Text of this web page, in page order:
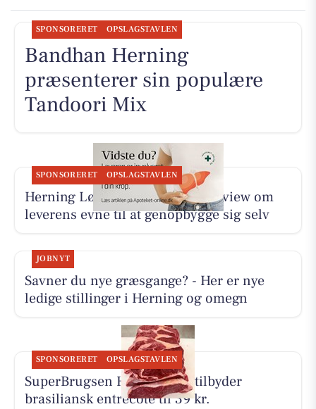
SPONSORERET OPSLAGSTAVLEN
Bandhan Herning
præsenterer sin populære
Tandoori Mix
SPONSORERET OPSLAGSTAVLEN
Herning Løve Apotek deler interview om
leverens evne til at genopbygge sig selv
JOBNYT
Savner du nye græsgange? - Her er nye
ledige stillinger i Herning og omegn
SPONSORERET OPSLAGSTAVLEN
SuperBrugsen Hammerum tilbyder
brasiliansk entrecôte til 39 kr.